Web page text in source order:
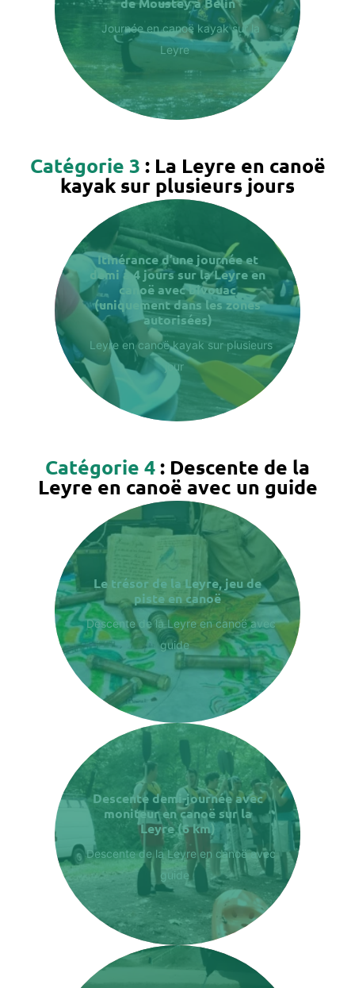
Journée en canoë kayak sur la
Leyre
Catégorie 3 : La Leyre en canoë
kayak sur plusieurs jours
Itinérance d’une journée et
demi à 4 jours sur la Leyre en
canoë avec bivouac
(uniquement dans les zones
autorisées)
Leyre en canoë kayak sur plusieurs
jour
Catégorie 4: Descente de la
Leyre en canoë avec un guide
Le trésor de la Leyre, jeu de
piste en canoë
Descente de la Leyre en canoë avec
guide
Descente demi-journée avec
moniteur en canoë sur la
Leyre (6 km)
Descente de la Leyre en canoë avec
guide